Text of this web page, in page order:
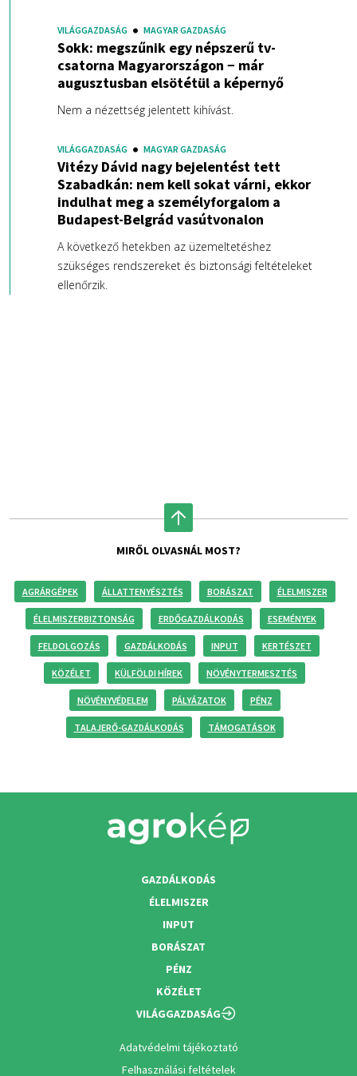
VILÁGGAZDASÁG MAGYAR GAZDASÁG
Sokk: megszűnik egy népszerű tv-
csatorna Magyarországon − már
augusztusban elsötétül a képernyő
Nem a nézettség jelentett kihívást.
VILÁGGAZDASÁG MAGYAR GAZDASÁG
Vitézy Dávid nagy bejelentést tett
Szabadkán: nem kell sokat várni, ekkor
indulhat meg a személyforgalom a
Budapest-Belgrád vasútvonalon
A következő hetekben az üzemeltetéshez
szükséges rendszereket és biztonsági feltételeket
ellenőrzik.
MIRŐL OLVASNÁL MOST?
AGRÁRGÉPEK ÁLLATTENYÉSZTÉS BORÁSZAT ÉLELMISZER
ÉLELMISZERBIZTONSÁG ERDŐGAZDÁLKODÁS ESEMÉNYEK
FELDOLGOZÁS GAZDÁLKODÁS INPUT KERTÉSZET
KÖZÉLET KÜLFÖLDI HÍREK NÖVÉNYTERMESZTÉS
NÖVÉNYVÉDELEM PÁLYÁZATOK PÉNZ
TALAJERŐ-GAZDÁLKODÁS TÁMOGATÁSOK
GAZDÁLKODÁS
ÉLELMISZER
INPUT
BORÁSZAT
PÉNZ
KÖZÉLET
VILÁGGAZDASÁG
Adatvédelmi tájékoztató
Felhasználási feltételek